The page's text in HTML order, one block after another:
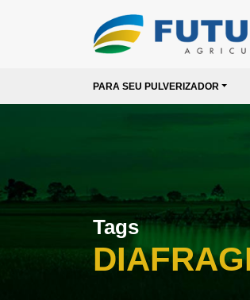
PARA SEU PULVERIZADOR
Tags